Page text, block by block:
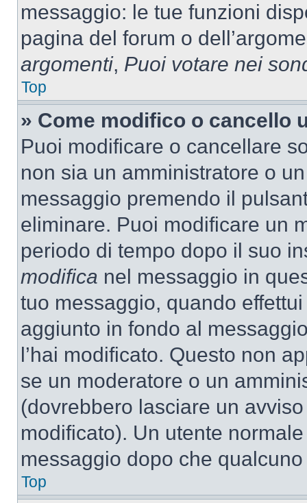
messaggio: le tue funzioni
pagina del forum o
argomenti, Puoi votare nei
Top
» Come modifico o cancello
Puoi modificare o cancellare
non sia un amministratore o
messaggio premendo il
eliminare. Puoi modificare un
periodo di tempo dopo il suo
modifica nel messaggio in
tuo messaggio, quando
aggiunto in fondo al
l’hai modificato. Questo non
se un moderatore o un
(dovrebbero lasciare un
modificato). Un utente
messaggio dopo che
Top